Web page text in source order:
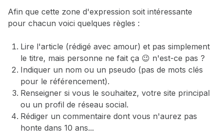
Afin que cette zone d'expression soit intéressante
pour chacun voici quelques règles :
Lire l'article (rédigé avec amour) et pas simplement
le titre, mais personne ne fait ça 😉 n'est-ce pas ?
Indiquer un nom ou un pseudo (pas de mots clés
pour le référencement).
Renseigner si vous le souhaitez, votre site principal
ou un profil de réseau social.
Rédiger un commentaire dont vous n'aurez pas
honte dans 10 ans...